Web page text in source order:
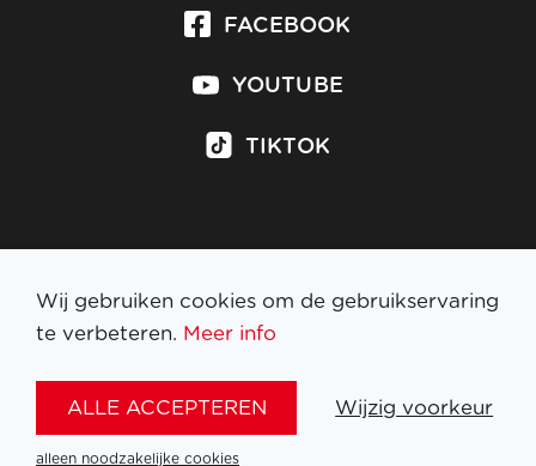
FACEBOOK
YOUTUBE
TIKTOK
Inschrijven op nieuwsbrief
Wij gebruiken cookies om de gebruikservaring
te verbeteren. Meer info
ALLE ACCEPTEREN Wijzig voorkeur
alleen noodzakelijke cookies